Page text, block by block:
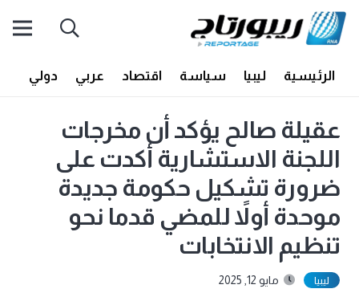
الرئيسية ليبيا سياسة اقتصاد عربي دولي
عقيلة صالح يؤكد أن مخرجات
اللجنة الاستشارية أكدت على
ضرورة تشكيل حكومة جديدة
موحدة أولاً للمضي قدما نحو
تنظيم الانتخابات
ليبيا مايو 12, 2025